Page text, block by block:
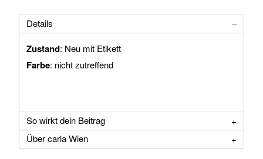
Details
Zustand: Neu mit Etikett
Farbe: nicht zutreffend
So wirkt dein Beitrag
Über carla Wien